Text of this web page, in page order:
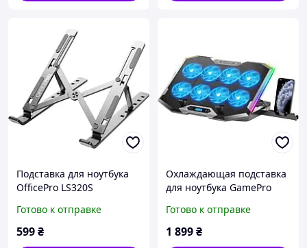
Подставка для ноутбука
OfficePro LS320S
Готово к отправке
599₴
Охлаждающая подставка
для ноутбука GamePro
Готово к отправке
1 899₴